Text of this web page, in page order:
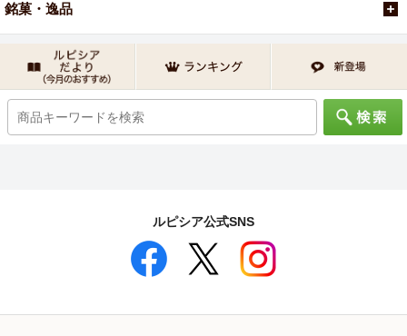
銘菓・逸品
ルピシア公式SNS